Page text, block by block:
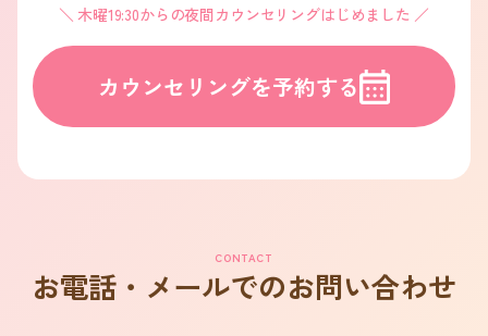
木曜19:30からの夜間カウンセリングはじめました
カウンセリングを予約する
CONTACT
お電話・メールでのお問い合わせ